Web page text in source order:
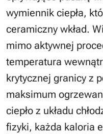
wymiennik ciepła,
ceramiczny wkład.
mimo aktywnej
temperatura
krytycznej granicy z
maksimum
ciepło z układu
fizyki, każda kaloria